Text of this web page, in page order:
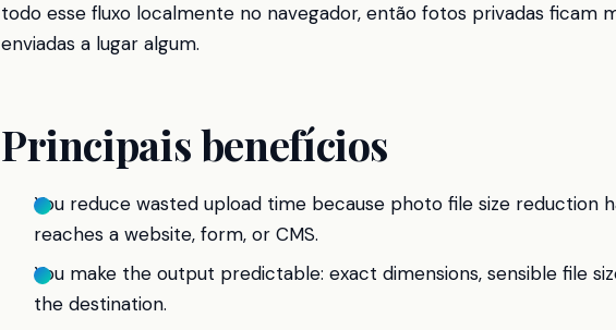
todo esse fluxo localmente no navegador, então fotos privadas ficam
enviadas a lugar algum.
Principais benefícios
You reduce wasted upload time because photo file size reduction
reaches a website, form, or CMS.
You make the output predictable: exact dimensions, sensible file
the destination.